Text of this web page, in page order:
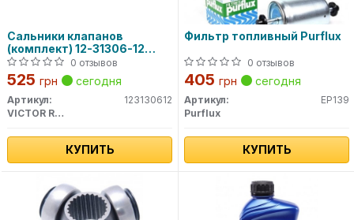
Сальники клапанов
(комплект) 12-31306-12
VICTOR REINZ0 отзывов
525 грн сегодня
Артикул:
123130612
VICTOR REINZ
КУПИТЬ
Фильтр топливный Purflux
0 отзывов
405 грн сегодня
Артикул:
EP139
Purflux
КУПИТЬ